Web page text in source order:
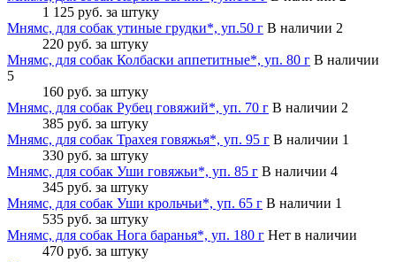
1 125 руб. за штуку
Мнямс, для собак утиные грудки*, уп.50 г В наличии 2
220 руб. за штуку
Мнямс, для собак Колбаски аппетитные*, уп. 80 г В наличии
5
160 руб. за штуку
Мнямс, для собак Рубец говяжий*, уп. 70 г В наличии 2
385 руб. за штуку
Мнямс, для собак Трахея говяжья*, уп. 95 г В наличии 1
330 руб. за штуку
Мнямс, для собак Уши говяжьи*, уп. 85 г В наличии 4
345 руб. за штуку
Мнямс, для собак Уши крольчьи*, уп. 65 г В наличии 1
535 руб. за штуку
Мнямс, для собак Нога баранья*, уп. 180 г Нет в наличии
470 руб. за штуку